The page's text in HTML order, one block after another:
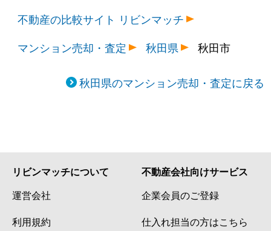
不動産の比較サイト リビンマッチ
マンション売却・査定
秋田県 秋田市
秋田県のマンション売却・査定に戻る
リビンマッチについて
運営会社
利用規約
不動産会社向けサービス
企業会員のご登録
仕入れ担当の方はこちら